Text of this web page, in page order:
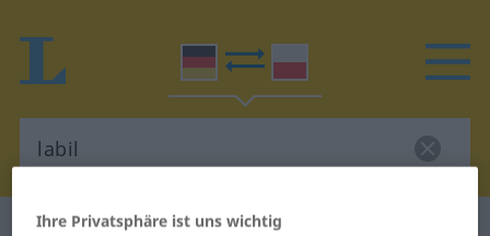
Deutsch-Polnisch Wörterbuch
Ihre Privatsphäre ist uns wichtig